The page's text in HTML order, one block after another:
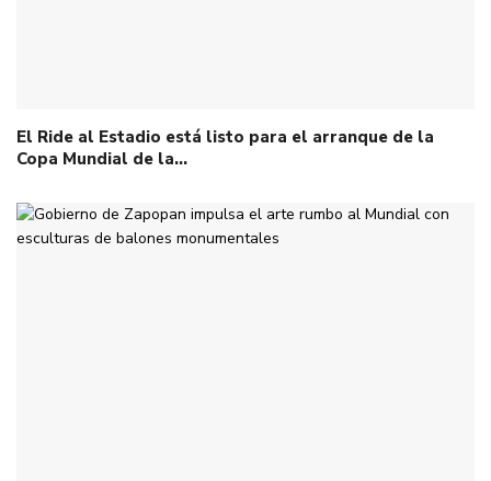
El Ride al Estadio está listo para el arranque de la
Copa Mundial de la…